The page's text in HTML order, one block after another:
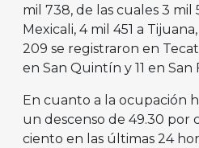
mil 738, de las cuales 3
Mexicali, 4 mil 451 a
209 se registraron en
en San Quintín y 11 en San
En cuanto a la ocupación
un descenso de 49.30 por
ciento en las últimas 24